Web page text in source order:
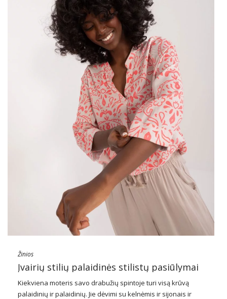
Žinios
Įvairių stilių palaidinės stilistų pasiūlymai
Kiekviena moteris savo drabužių spintoje turi visą krūvą
palaidinių ir palaidinių. Jie dėvimi su kelnėmis ir sijonais ir